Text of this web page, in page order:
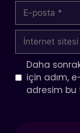
posta
İnternet
sitesi
Daha
için adım,
adresim bu